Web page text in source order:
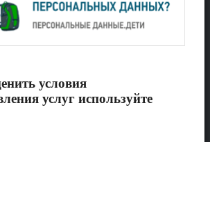
условия
услуг используйте